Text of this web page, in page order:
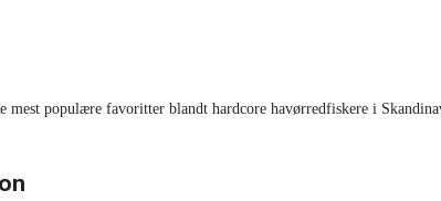
mest populære favoritter blandt hardcore havørredfiskere i